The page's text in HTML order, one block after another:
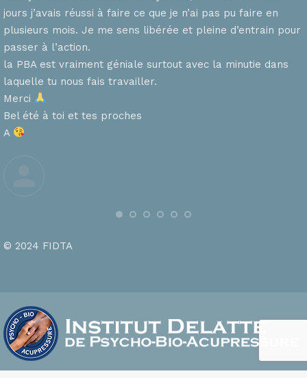
jours j’avais réussi à faire ce que je n’ai pas pu faire en
plusieurs mois. Je me sens libérée et pleine d’entrain pour
passer à l’action.
la PBA est vraiment géniale surtout avec la minutie dans
laquelle tu nous fais travailler.
Merci
Bel été à toi et tes proches
A
© 2024 FIDTA